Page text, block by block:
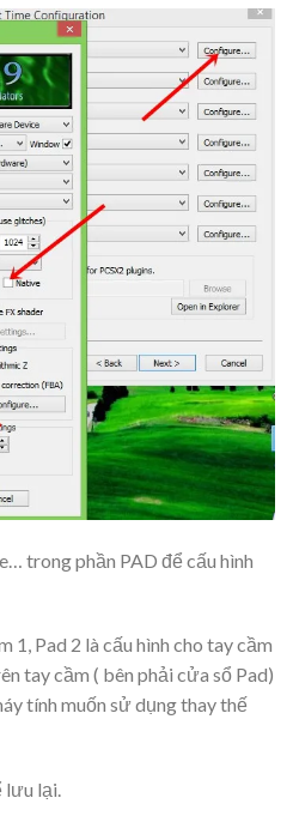
trong phần PAD để cấu hình
1, Pad 2 là cấu hình cho tay cầm
tay cầm ( bên phải cửa sổ Pad)
tính muốn sử dụng thay thế
lưu lại.